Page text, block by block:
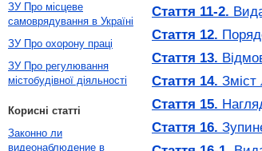
Стаття 11-2.
Стаття 12.
Стаття 13.
Стаття 14. Зміст
Стаття 15.
Стаття 16.
ЗУ Про місцеве
самоврядування в Україні
ЗУ Про охорону праці
ЗУ Про регулювання
містобудівної діяльності
Корисні статті
Законно ли
видеонаблюдение в